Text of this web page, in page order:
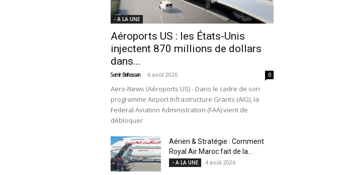
- A LA UNE
Aéroports US : les États-Unis
injectent 870 millions de dollars
dans...
Samir Belhassen - 6 août 2026 0
Aero-News (Aéroports US) - Dans le cadre de son
programme Airport Infrastructure Grants (AIG), la
Federal Aviation Administration (FAA) vient de
débloquer
Aérien & Stratégie : Comment
Royal Air Maroc fait de la...
- A LA UNE 4 août 2026